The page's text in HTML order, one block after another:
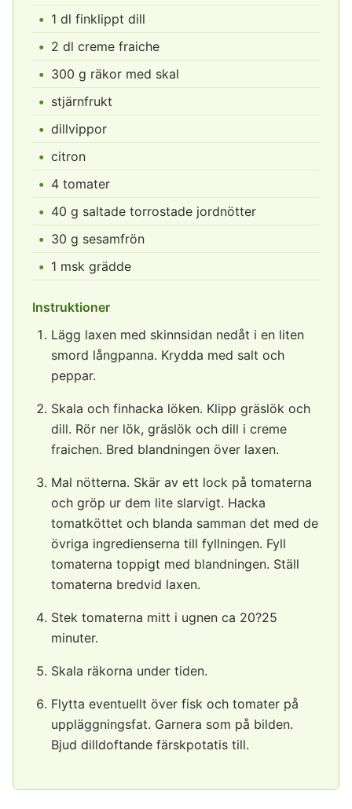
1 dl finklippt dill
2 dl creme fraiche
300 g räkor med skal
stjärnfrukt
dillvippor
citron
4 tomater
40 g saltade torrostade jordnötter
30 g sesamfrön
1 msk grädde
Instruktioner
Lägg laxen med skinnsidan nedåt i en liten
smord långpanna. Krydda med salt och
peppar.
Skala och finhacka löken. Klipp gräslök och
dill. Rör ner lök, gräslök och dill i creme
fraichen. Bred blandningen över laxen.
Mal nötterna. Skär av ett lock på tomaterna
och gröp ur dem lite slarvigt. Hacka
tomatköttet och blanda samman det med de
övriga ingredienserna till fyllningen. Fyll
tomaterna toppigt med blandningen. Ställ
tomaterna bredvid laxen.
Stek tomaterna mitt i ugnen ca 20?25
minuter.
Skala räkorna under tiden.
Flytta eventuellt över fisk och tomater på
uppläggningsfat. Garnera som på bilden.
Bjud dilldoftande färskpotatis till.